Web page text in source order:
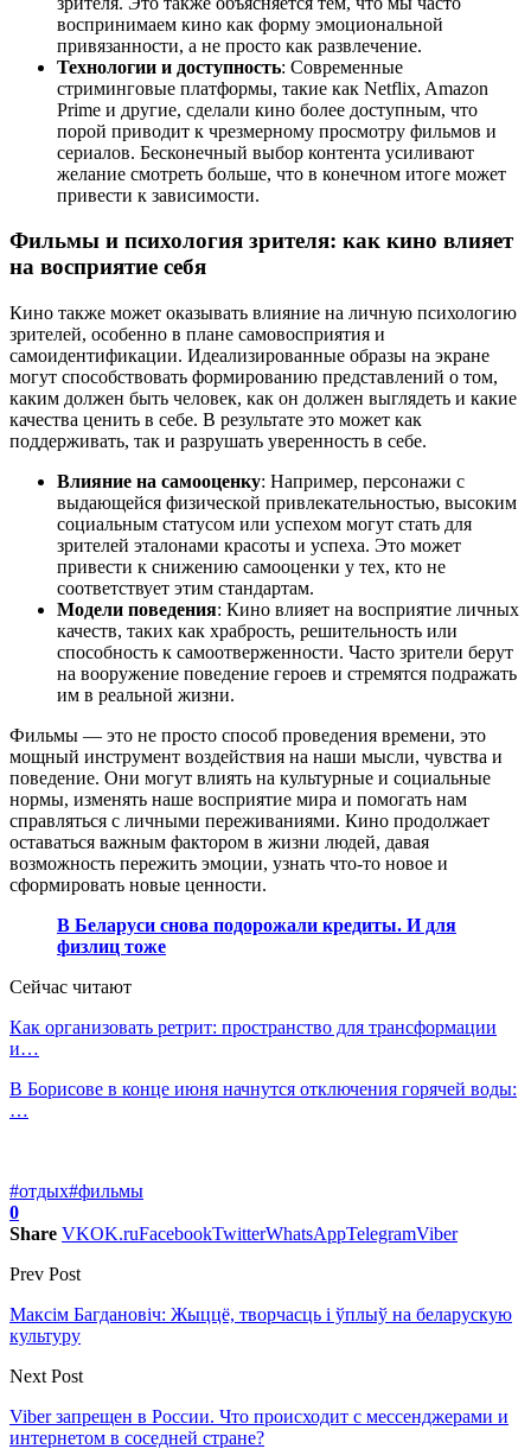
воспринимаем кино как форму эмоциональной
привязанности, а не просто как развлечение.
Технологии и доступность: Современные
стриминговые платформы, такие как Netflix, Amazon
Prime и другие, сделали кино более доступным, что
порой приводит к чрезмерному просмотру фильмов и
сериалов. Бесконечный выбор контента усиливают
желание смотреть больше, что в конечном итоге может
привести к зависимости.
Фильмы и психология зрителя: как кино влияет
на восприятие себя
Кино также может оказывать влияние на личную психологию
зрителей, особенно в плане самовосприятия и
самоидентификации. Идеализированные образы на экране
могут способствовать формированию представлений о том,
каким должен быть человек, как он должен выглядеть и какие
качества ценить в себе. В результате это может как
поддерживать, так и разрушать уверенность в себе.
Влияние на самооценку: Например, персонажи с
выдающейся физической привлекательностью, высоким
социальным статусом или успехом могут стать для
зрителей эталонами красоты и успеха. Это может
привести к снижению самооценки у тех, кто не
соответствует этим стандартам.
Модели поведения: Кино влияет на восприятие личных
качеств, таких как храбрость, решительность или
способность к самоотверженности. Часто зрители берут
на вооружение поведение героев и стремятся подражать
им в реальной жизни.
Фильмы — это не просто способ проведения времени, это
мощный инструмент воздействия на наши мысли, чувства и
поведение. Они могут влиять на культурные и социальные
нормы, изменять наше восприятие мира и помогать нам
справляться с личными переживаниями. Кино продолжает
оставаться важным фактором в жизни людей, давая
возможность пережить эмоции, узнать что-то новое и
сформировать новые ценности.
В Беларуси снова подорожали кредиты. И для
физлиц тоже
Сейчас читают
Как организовать ретрит: пространство для трансформации
и…
В Борисове в конце июня начнутся отключения горячей воды:
…
#отдых#фильмы
0
Share VKOK.ruFacebookTwitterWhatsAppTelegramViber
Prev Post
Максім Багдановіч: Жыццё, творчасць і ўплыў на беларускую
культуру
Next Post
Viber запрещен в России. Что происходит с мессенджерами и
интернетом в соседней стране?